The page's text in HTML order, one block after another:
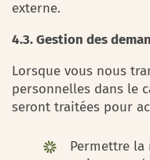
externe.
4.3. Gestion des
Lorsque vous nous
personnelles dans le
seront traitées pour
Permettre la